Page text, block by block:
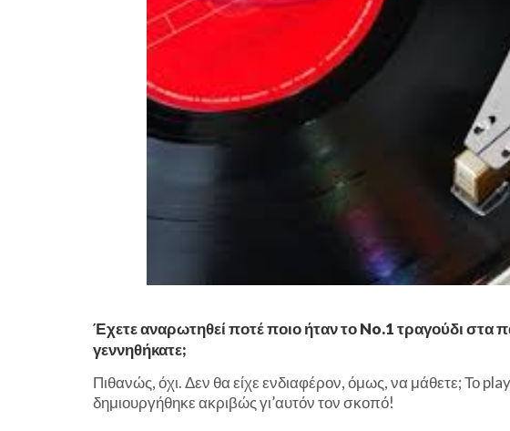
Έχετε αναρωτηθεί ποτέ ποιο ήταν το No.1 τραγούδι στα
γεννηθήκατε;
Πιθανώς, όχι. Δεν θα είχε ενδιαφέρον, όμως, να μάθετε; Το
δημιουργήθηκε ακριβώς γι’αυτόν τον σκοπό!